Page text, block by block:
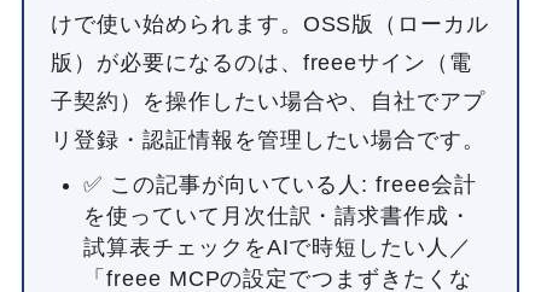
けで使い始められます。OSS版（ローカル
版）が必要になるのは、freeeサイン（電
子契約）を操作したい場合や、自社でアプ
リ登録・認証情報を管理したい場合です。
✅ この記事が向いている人: freee会計
を使っていて月次仕訳・請求書作成・
試算表チェックをAIで時短したい人／
「freee MCPの設定でつまずきたくな